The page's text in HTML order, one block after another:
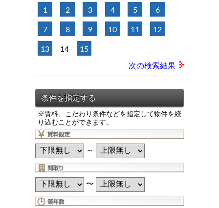
1 2 3 4 5 6
7 8 9 10 11 12
13 14 15
次の検索結果
※賃料、こだわり条件などを指定して物件を絞
り込むことができます。
～
〜